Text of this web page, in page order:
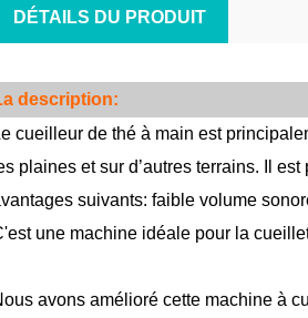
DÉTAILS DU PRODUIT
description:
cueilleur de thé à main est
plaines et sur d’autres terrains. Il
suivants: faible volume
une machine idéale pour la
avons amélioré cette machine à